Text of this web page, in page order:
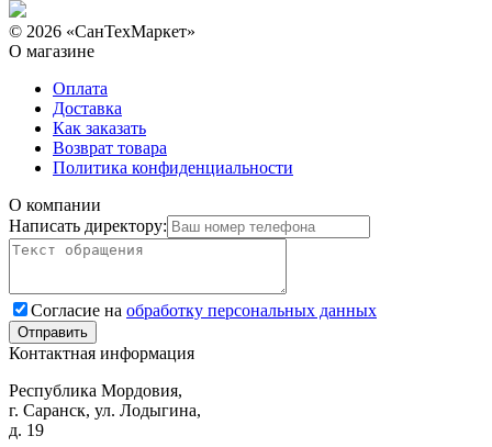
© 2026 «СанТехМаркет»
О магазине
Оплата
Доставка
Как заказать
Возврат товара
Политика конфиденциальности
О компании
Написать директору:
Согласие на обработку персональных данных
Контактная информация
Республика Мордовия,
г. Саранск, ул. Лодыгина,
д. 19